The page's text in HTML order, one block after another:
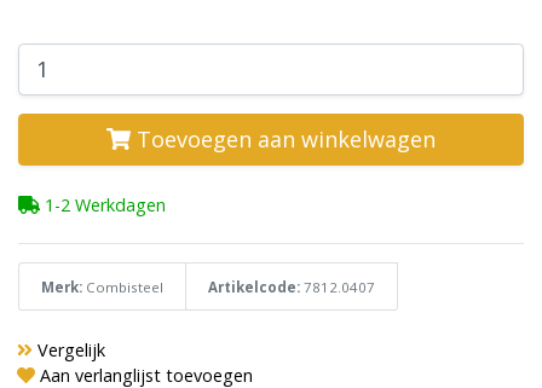
Toevoegen aan winkelwagen
1-2 Werkdagen
Merk: Combisteel Artikelcode: 7812.0407
Vergelijk
Aan verlanglijst toevoegen